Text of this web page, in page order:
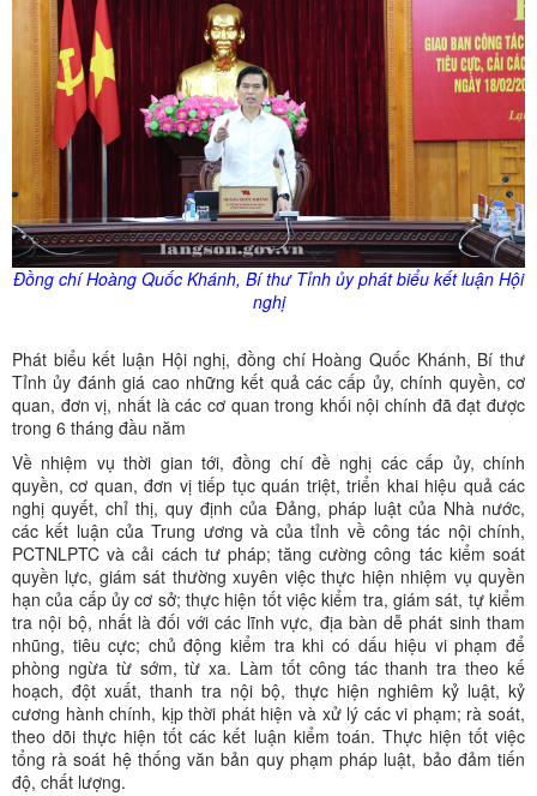
Đồng chí Hoàng Quốc Khánh, Bí thư Tỉnh ủyphát biểu kết luận Hội
nghị
Phát biểu kết luận Hội nghị, đồng chí Hoàng Quốc Khánh, Bí thư
Tỉnh ủy đánh giá cao những kết quả các cấp ủy, chính quyền, cơ
quan, đơn vị, nhất là các cơ quan trong khối nội chính đã đạt được
trong 6 tháng đầu năm
Về nhiệm vụ thời gian tới, đồng chí đề nghị các cấp ủy, chính
quyền, cơ quan, đơn vị tiếp tục quán triệt, triển khai hiệu quả các
nghị quyết, chỉ thị, quy định của Đảng, pháp luật của Nhà nước,
các kết luận của Trung ương và của tỉnh về công tác nội chính,
PCTNLPTC và cải cách tư pháp; tăng cường công tác kiểm soát
quyền lực, giám sát thường xuyên việc thực hiện nhiệm vụ quyền
hạn của cấp ủy cơ sở; thực hiện tốt việc kiểm tra, giám sát, tự kiểm
tra nội bộ, nhất là đối với các lĩnh vực, địa bàn dễ phát sinh tham
nhũng, tiêu cực; chủ động kiểm tra khi có dấu hiệu vi phạm để
phòng ngừa từ sớm, từ xa. Làm tốt công tác thanh tra theo kế
hoạch, đột xuất, thanh tra nội bộ, thực hiện nghiêm kỷ luật, kỷ
cương hành chính, kịp thời phát hiện và xử lý các vi phạm; rà soát,
theo dõi thực hiện tốt các kết luận kiểm toán. Thực hiện tốt việc
tổng rà soát hệ thống văn bản quy phạm pháp luật, bảo đảm tiến
độ, chất lượng.